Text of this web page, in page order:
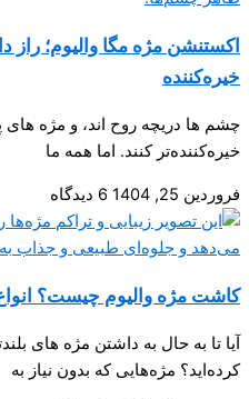
اکستنشن مژه مگا والیوم؛
خیره‌کننده
چشم ها دریچه روح اند، و مژه های
خیره‌کننده‌تر کنند. اما همه ما
فروردین 25, 1404 6 دیدگاه
کاشت مژه والیوم چیست؟
آیا تا به حال به داشتن مژه های
کرده‌اید؟ مژه‌هایی که بدون نیاز به